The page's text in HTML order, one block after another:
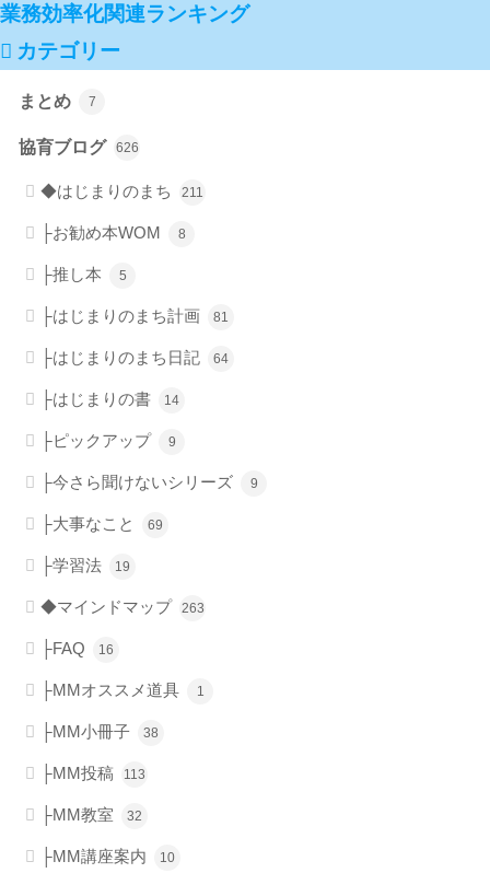
業務効率化関連ランキング
カテゴリー
まとめ 7
協育ブログ 626
◆はじまりのまち 211
├お勧め本WOM 8
├推し本 5
├はじまりのまち計画 81
├はじまりのまち日記 64
├はじまりの書 14
├ピックアップ 9
├今さら聞けないシリーズ 9
├大事なこと 69
├学習法 19
◆マインドマップ 263
├FAQ 16
├MMオススメ道具 1
├MM小冊子 38
├MM投稿 113
├MM教室 32
├MM講座案内 10